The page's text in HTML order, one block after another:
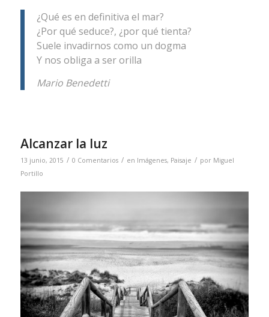
¿Qué es en definitiva el mar?
¿Por qué seduce?, ¿por qué tienta?
Suele invadirnos como un dogma
Y nos obliga a ser orilla
Mario Benedetti
Alcanzar la luz
13 junio, 2015 / 0 Comentarios / en Imágenes, Paisaje / por Miguel
Portillo